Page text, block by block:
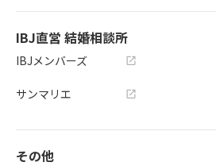
IBJ直営 結婚相談所
IBJメンバーズ
サンマリエ
その他